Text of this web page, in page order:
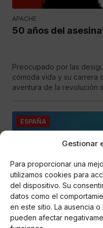
Gestionar
Para proporcionar una
utilizamos cookies para
del dispositivo. Su
datos como el
en este sitio. La ausencia
pueden afectar
APACHE
50 años del
Preocupado por las
cómoda vida y su carrera
aventura de la revolución
ESPAÑA
APACHE